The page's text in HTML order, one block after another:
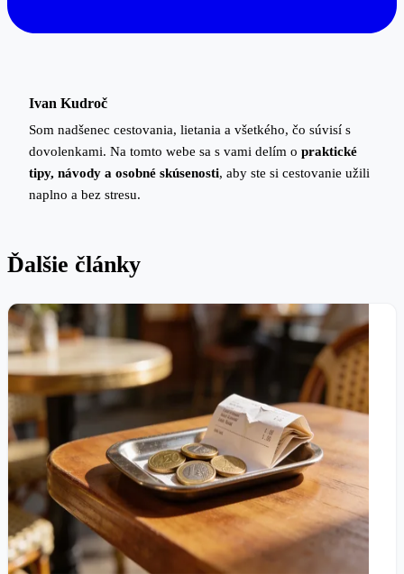
Ivan Kudroč
Som nadšenec cestovania, lietania a všetkého, čo súvisí s
dovolenkami. Na tomto webe sa s vami delím o praktické
tipy, návody a osobné skúsenosti, aby ste si cestovanie užili
naplno a bez stresu.
Ďalšie články